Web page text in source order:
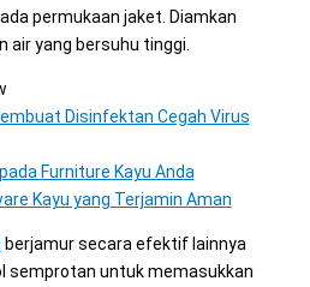
permukaan jaket. Diamkan
air yang bersuhu tinggi.
Disinfektan Cegah Virus
Furniture Kayu Anda
Kayu yang Terjamin Aman
berjamur secara efektif lainnya
semprotan untuk memasukkan